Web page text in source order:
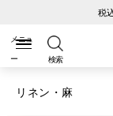
検索
リネン・麻